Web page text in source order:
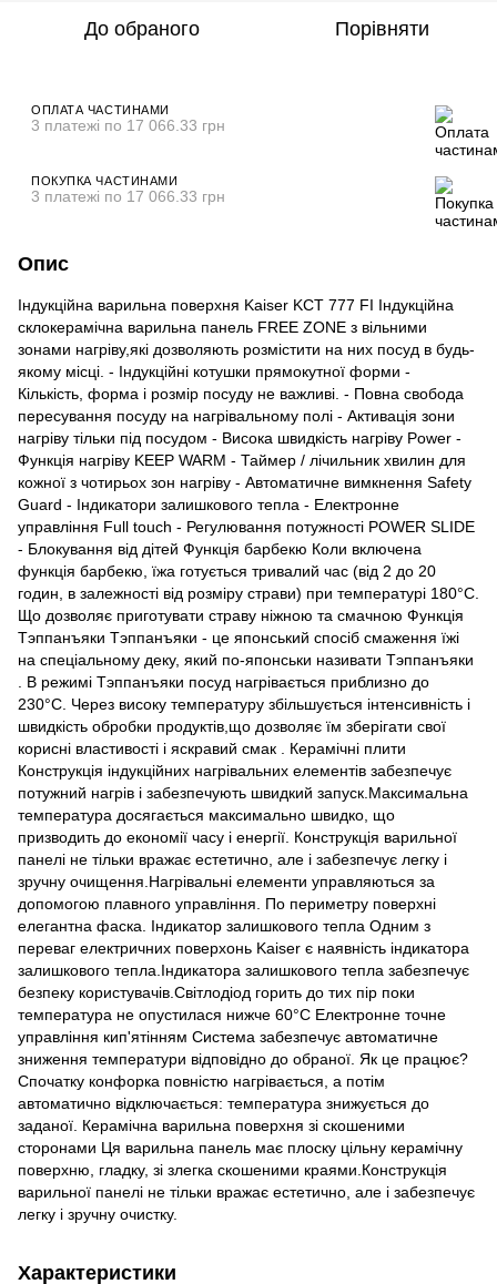
До обраного Порівняти
ОПЛАТА ЧАСТИНАМИ
3 платежі по 17 066.33 грн
ПОКУПКА ЧАСТИНАМИ
3 платежі по 17 066.33 грн
Опис
Індукційна варильна поверхня Kaiser KCT 777 FI Індукційна
склокерамічна варильна панель FREE ZONE з вільними
зонами нагріву,які дозволяють розмістити на них посуд в будь-
якому місці. - Індукційні котушки прямокутної форми -
Кількість, форма і розмір посуду не важливі. - Повна свобода
пересування посуду на нагрівальному полі - Активація зони
нагріву тільки під посудом - Висока швидкість нагріву Power -
Функція нагріву KEEP WARM - Таймер / лічильник хвилин для
кожної з чотирьох зон нагріву - Автоматичне вимкнення Safety
Guard - Індикатори залишкового тепла - Електронне
управління Full touch - Регулювання потужності POWER SLIDE
- Блокування від дітей Функція барбекю Коли включена
функція барбекю, їжа готується тривалий час (від 2 до 20
годин, в залежності від розміру страви) при температурі 180°C.
Що дозволяє приготувати страву ніжною та смачною Функція
Тэппанъяки Тэппанъяки - це японський спосіб смаження їжі
на спеціальному деку, який по-японськи називати Тэппанъяки
. В режимі Тэппанъяки посуд нагрівається приблизно до
230°C. Через високу температуру збільшується інтенсивність і
швидкість обробки продуктів,що дозволяє їм зберігати свої
корисні властивості і яскравий смак . Керамічні плити
Конструкція індукційних нагрівальних елементів забезпечує
потужний нагрів і забезпечують швидкий запуск.Максимальна
температура досягається максимально швидко, що
призводить до економії часу і енергії. Конструкція варильної
панелі не тільки вражає естетично, але і забезпечує легку і
зручну очищення.Нагрівальні елементи управляються за
допомогою плавного управління. По периметру поверхні
елегантна фаска. Індикатор залишкового тепла Одним з
переваг електричних поверхонь Kaiser є наявність індикатора
залишкового тепла.Індикатора залишкового тепла забезпечує
безпеку користувачів.Світлодіод горить до тих пір поки
температура не опустилася нижче 60°C Електронне точне
управління кип'ятінням Система забезпечує автоматичне
зниження температури відповідно до обраної. Як це працює?
Спочатку конфорка повністю нагрівається, а потім
автоматично відключається: температура знижується до
заданої. Керамічна варильна поверхня зі скошеними
сторонами Ця варильна панель має плоску цільну керамічну
поверхню, гладку, зі злегка скошеними краями.Конструкція
варильної панелі не тільки вражає естетично, але і забезпечує
легку і зручну очистку.
Характеристики